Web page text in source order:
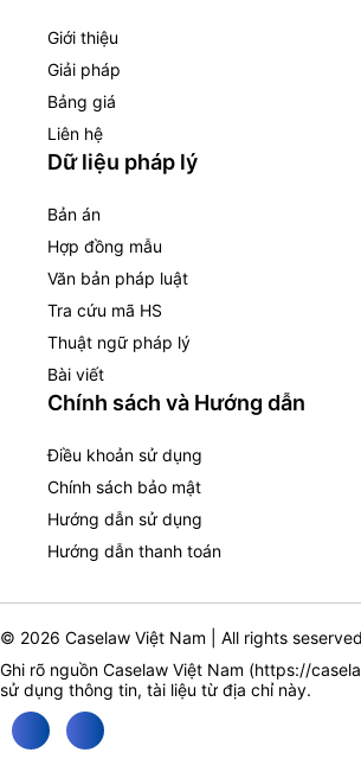
Giới thiệu
Giải pháp
Bảng giá
Liên hệ
Dữ liệu pháp lý
Bản án
Hợp đồng mẫu
Văn bản pháp luật
Tra cứu mã HS
Thuật ngữ pháp lý
Bài viết
Chính sách và Hướng dẫn
Điều khoản sử dụng
Chính sách bảo mật
Hướng dẫn sử dụng
Hướng dẫn thanh toán
© 2026 Caselaw Việt Nam | All rights seserved
Ghi rõ nguồn Caselaw Việt Nam (https://
sử dụng thông tin, tài liệu từ địa chỉ này.